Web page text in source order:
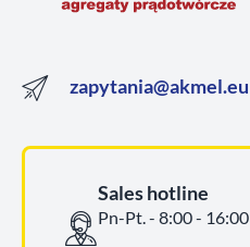
zapytania@akmel.eu
Sales hotline
Pn-Pt. - 8:00 - 16:00